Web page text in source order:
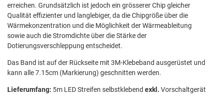
erreichen. Grundsätzlich ist jedoch ein grösserer Chip gleicher
Qualität effizienter und langlebiger, da die Chipgröße über die
Wärmekonzentration und die Möglichkeit der Wärmeableitung
sowie auch die Stromdichte über die Stärke der
Dotierungsverschleppung entscheidet.
Das Band ist auf der Rückseite mit 3M-Klebeband ausgerüstet und
kann alle 7.15cm (Markierung) geschnitten werden.
Lieferumfang: 5m LED Streifen selbstklebend exkl. Vorschaltgerät